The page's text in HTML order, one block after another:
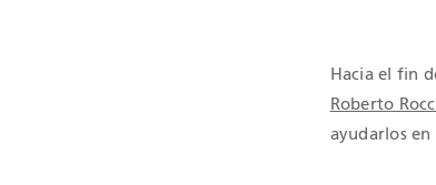
Hacia el fin
Roberto
ayudarlos en